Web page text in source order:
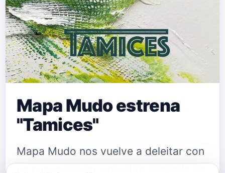
Mapa Mudo estrena
"Tamices"
Mapa Mudo nos vuelve a deleitar con